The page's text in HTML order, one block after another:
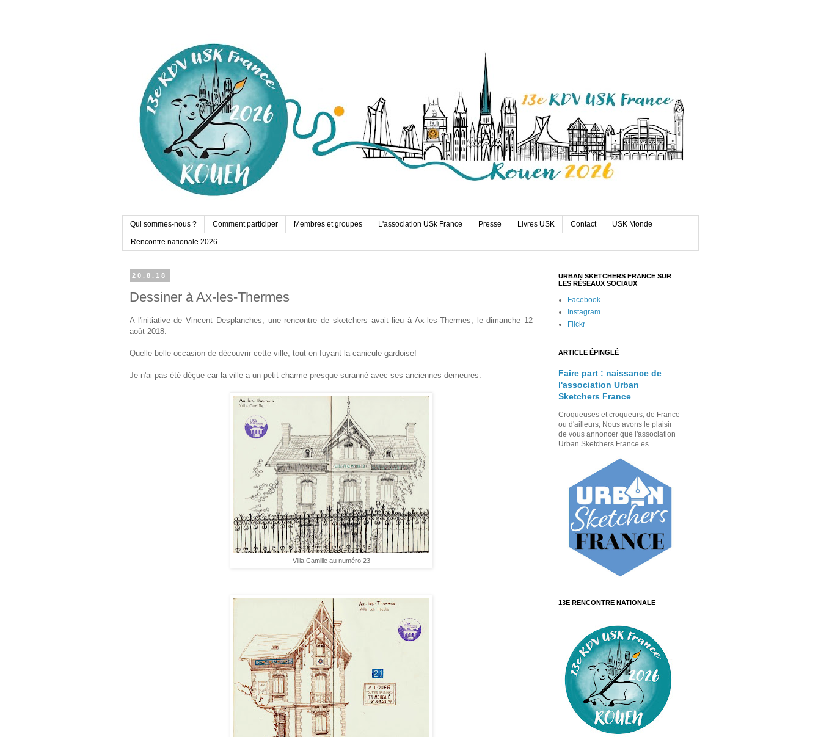
Qui sommes-nous ? Comment participer Membres et groupes L'association USk France Presse Livres USK Contact USK Monde
Rencontre nationale 2026
20.8.18
Dessiner à Ax-les-Thermes
A l'initiative de Vincent Desplanches, une rencontre de sketchers avait lieu à Ax-les-Thermes, le dimanche 12
août 2018.
Quelle belle occasion de découvrir cette ville, tout en fuyant la canicule gardoise!
Je n'ai pas été déçue car la ville a un petit charme presque suranné avec ses anciennes demeures.
Villa Camille au numéro 23
URBAN SKETCHERS FRANCE SUR
LES RÉSEAUX SOCIAUX
Facebook
Instagram
Flickr
ARTICLE ÉPINGLÉ
Faire part : naissance de
l'association Urban
Sketchers France
Croqueuses et croqueurs, de France
ou d'ailleurs, Nous avons le plaisir
de vous annoncer que l'association
Urban Sketchers France es...
13E RENCONTRE NATIONALE